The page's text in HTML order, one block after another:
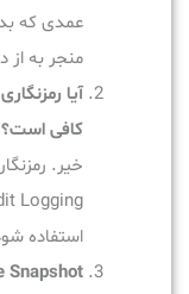
منجر به
آیا
کافی است؟
استفاده